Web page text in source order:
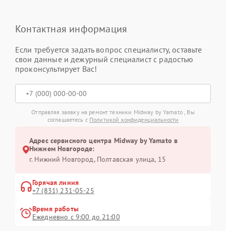
Контактная информация
Если требуется задать вопрос специалисту, оставьте
свои данные и дежурный специалист с радостью
проконсультирует Вас!
Отправляя заявку на ремонт техники Midway by Yamato , Вы
соглашаетесь с Политикой конфиденциальности
Адрес сервисного центра Midway by Yamato в
Нижнем Новгороде:
г. Нижний Новгород, Полтавская улица, 15
Горячая линия
+7 (831) 231-05-25
Время работы
Ежедневно с 9:00 до 21:00